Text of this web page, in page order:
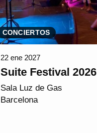
CONCIERTOS
22 ene 2027
Suite Festival 2026
Sala Luz de Gas
Barcelona